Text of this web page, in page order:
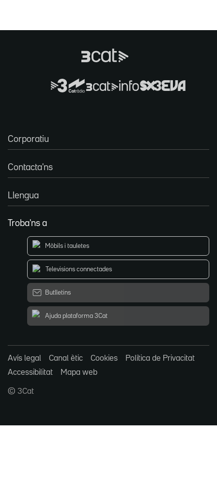
Corporatiu
Contacta'ns
Llengua
Troba'ns a
Mòbils i tauletes
Televisions connectades
Butlletins
Ajuda plataforma 3Cat
Avís legal Canal ètic Cookies
Política de Privacitat
Accessibilitat
Mapa web
© 3Cat